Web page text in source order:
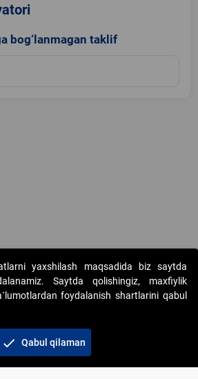
bog‘lanmagan taklif
onlayn-auksionlarni tashkil etish"
202-21-11
yaxshilash maqsadida biz saytda
Saytda qolishingiz, maxfiylik
foydalanish shartlarini qabul
check Qabul qilaman